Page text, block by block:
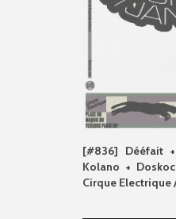
[#836] Dééfait
Kolano +
Cirque Electrique